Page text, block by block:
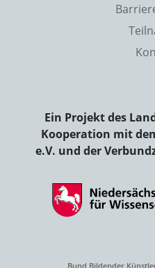
Ein Projekt des
Kooperation mit
e.V. und der
Bund Bildender